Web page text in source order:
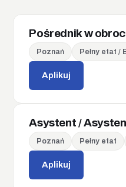
Pośrednik w
Poznań Pełny etat /
Aplikuj
Asystent /
Poznań Pełny etat
Aplikuj